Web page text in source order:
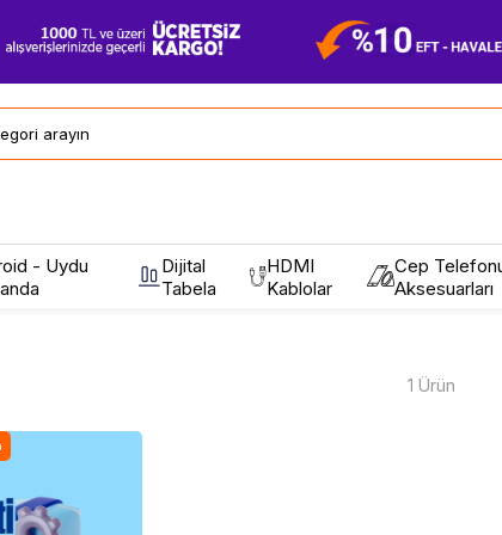
- Uydu
Dijital
Tabela
HDMI
Kablolar
Cep
Aksesuarları
1 Ürün